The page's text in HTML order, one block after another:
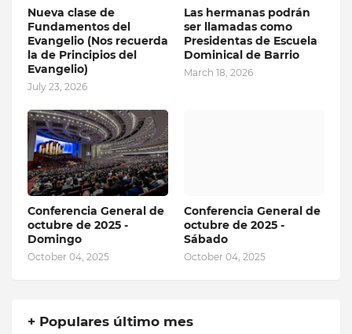
Nueva clase de
Fundamentos del
Evangelio (Nos recuerda
la de Principios del
Evangelio)
July 23, 2026
Las hermanas podrán
ser llamadas como
Presidentas de Escuela
Dominical de Barrio
March 18, 2026
Conferencia General de
octubre de 2025 -
Domingo
October 04, 2025
Conferencia General de
octubre de 2025 -
Sábado
October 04, 2025
+ Populares último mes